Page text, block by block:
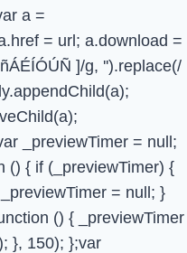
a =
= url; a.download =
]/g, '').replace(/
_previewTimer = null;
() { if (_previewTimer) {
= null; }
() { _previewTimer
}, 150); };var